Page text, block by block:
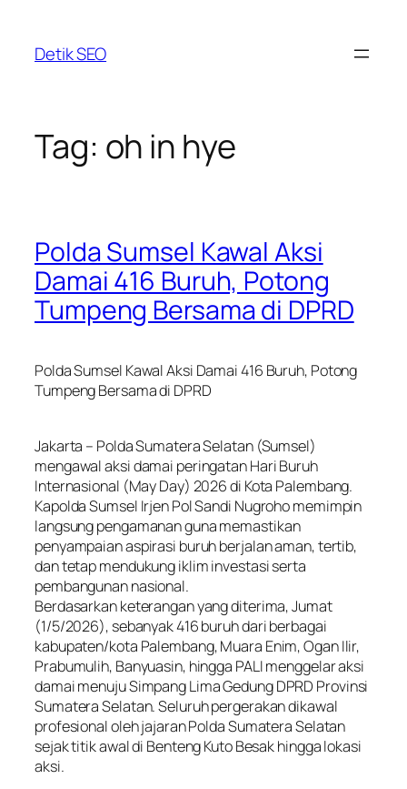
content
Detik SEO
Tag: oh in hye
Polda Sumsel Kawal Aksi
Damai 416 Buruh, Potong
Tumpeng Bersama di DPRD
Polda Sumsel Kawal Aksi Damai 416 Buruh, Potong
Tumpeng Bersama di DPRD
Jakarta – Polda Sumatera Selatan (Sumsel)
mengawal aksi damai peringatan Hari Buruh
Internasional (May Day) 2026 di Kota Palembang.
Kapolda Sumsel Irjen Pol Sandi Nugroho memimpin
langsung pengamanan guna memastikan
penyampaian aspirasi buruh berjalan aman, tertib,
dan tetap mendukung iklim investasi serta
pembangunan nasional.
Berdasarkan keterangan yang diterima, Jumat
(1/5/2026), sebanyak 416 buruh dari berbagai
kabupaten/kota Palembang, Muara Enim, Ogan Ilir,
Prabumulih, Banyuasin, hingga PALI menggelar aksi
damai menuju Simpang Lima Gedung DPRD Provinsi
Sumatera Selatan. Seluruh pergerakan dikawal
profesional oleh jajaran Polda Sumatera Selatan
sejak titik awal di Benteng Kuto Besak hingga lokasi
aksi.